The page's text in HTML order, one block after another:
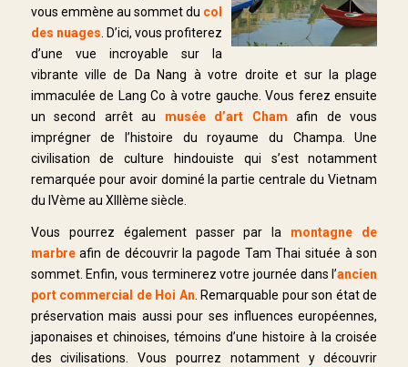
vous emmène au sommet du col
des nuages . D’ici, vous profiterez
d’une vue incroyable sur la
vibrante ville de Da Nang à votre droite et sur la plage
immaculée de Lang Co à votre gauche. Vous ferez ensuite
un second arrêt au musée d’art Cham afin de vous
imprégner de l’histoire du royaume du Champa. Une
civilisation de culture hindouiste qui s’est notamment
remarquée pour avoir dominé la partie centrale du Vietnam
du IVème au XIIIème siècle.
Vous pourrez également passer par la montagne de
marbreafin de découvrir la pagode Tam Thai située à son
sommet. Enfin, vous terminerez votre journée dans l’ancien
port commercial de Hoi An . Remarquable pour son état de
préservation mais aussi pour ses influences européennes,
japonaises et chinoises, témoins d’une histoire à la croisée
des civilisations. Vous pourrez notamment y découvrir